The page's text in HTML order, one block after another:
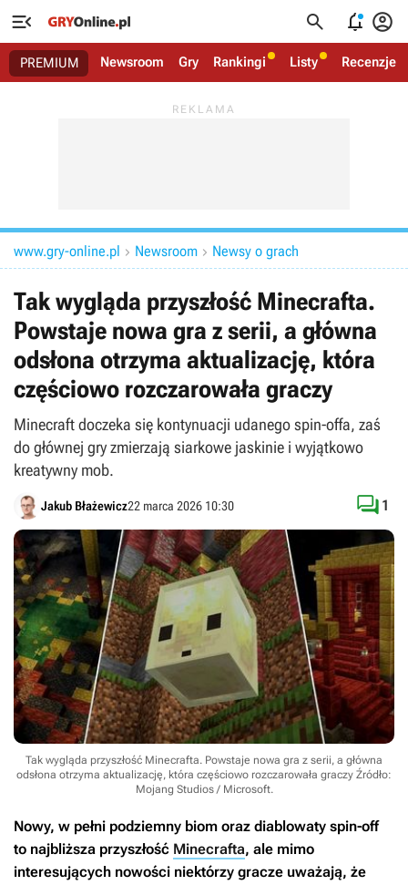
   
PREMIUM Newsroom Gry Rankingi Listy Recenzje
www.gry-online.pl  Newsroom  Newsy o grach
Tak wygląda przyszłość Minecrafta.
Powstaje nowa gra z serii, a główna
odsłona otrzyma aktualizację, która
częściowo rozczarowała graczy
Minecraft doczeka się kontynuacji udanego spin-offa, zaś
do głównej gry zmierzają siarkowe jaskinie i wyjątkowo
kreatywny mob.
Jakub Błażewicz22 marca 2026 10:30  1
Tak wygląda przyszłość Minecrafta. Powstaje nowa gra z serii, a główna
odsłona otrzyma aktualizację, która częściowo rozczarowała graczy Źródło:
Mojang Studios / Microsoft.
Nowy, w pełni podziemny biom oraz diablowaty spin-off
to najbliższa przyszłość Minecrafta, ale mimo
interesujących nowości niektórzy gracze uważają, że